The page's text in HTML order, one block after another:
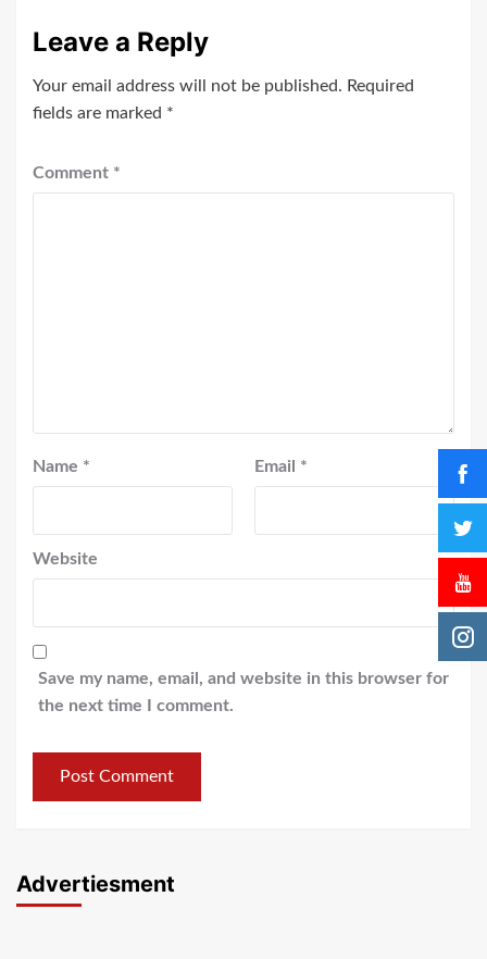
Leave a Reply
Your email address will not be published. Required
fields are marked *
Comment *
Name * Email *
Website
Save my name, email, and website in this browser for
the next time I comment.
Advertiesment